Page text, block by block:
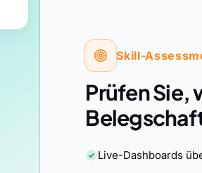
Skill-
Prüfen Sie,
Live-Dashboards